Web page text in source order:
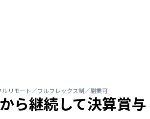
リモート／フルフレックス制／副業可
ら継続して決算賞与